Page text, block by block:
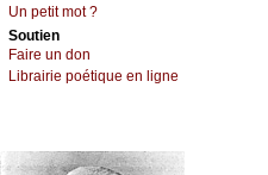
Un pеtit mоt ?
Sоutien
Fаirе un dоn
Librairiе pоétique en lignе